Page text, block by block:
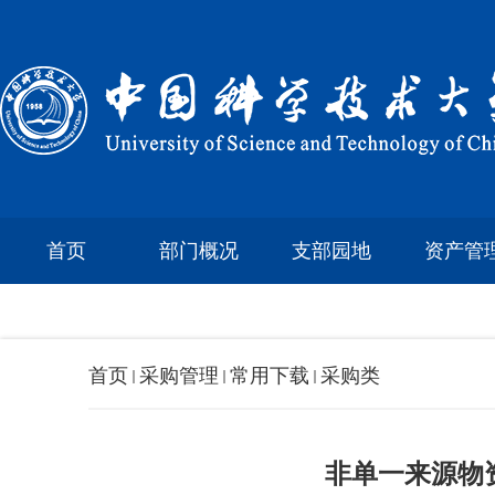
首页 部门概况 支部园地 资产管
首页 采购管理 常用下载 采购类
非单一来源物